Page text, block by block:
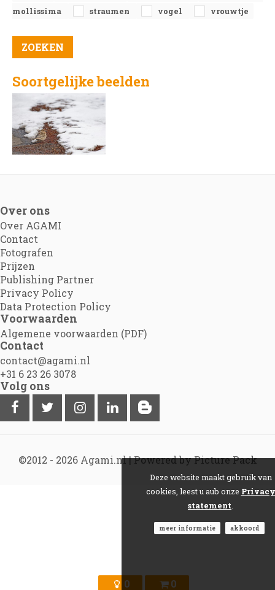
0 0
mollissima
straumen vogel vrouwtje
Soortgelijke beelden
Over ons
Over AGAMI
Contact
Fotografen
Prijzen
Publishing Partner
Privacy Policy
Data Protection Policy
Voorwaarden
Algemene voorwaarden (PDF)
Contact
contact@agami.nl
+31 6 23 26 3078
Volg ons
©2012 - 2026 Agami.nl|Powered by Picture Pack
Deze website maakt gebruik van
cookies, leest u aub onze Privacy
statement
meer informatie akkoord